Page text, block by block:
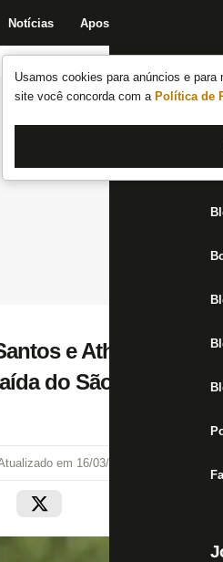
Usamos cookies para anúncios e
site você concorda com a Política de
Notícias Apostas
e Athletico-PR
do São Paulo
em 16/03/23 às 15:19